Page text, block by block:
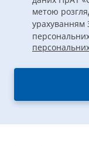
метою
урахуванням